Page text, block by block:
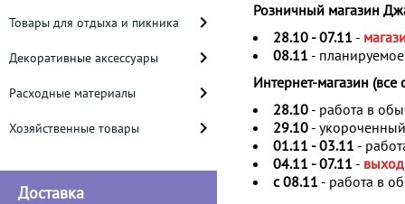
Товары для отдыха и пикника
Декоративные аксессуары
Расходные материалы
Хозяйственные товары
Доставка
Розничный магазин
28.10 - 07.11 -
08.11 -
Интернет-магазин
28.10 - работа в
29.10 -
01.11 - 03.11 -
04.11 - 07.11 -
c 08.11 - работа в